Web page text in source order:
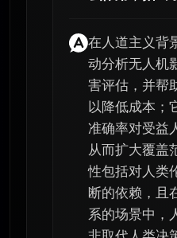
在人道主义背
动分析无人机
害评估，并帮
以降低成本；
准确率对受益
从而扩大覆盖
性包括对人类
断的依赖，且
系的场景中，